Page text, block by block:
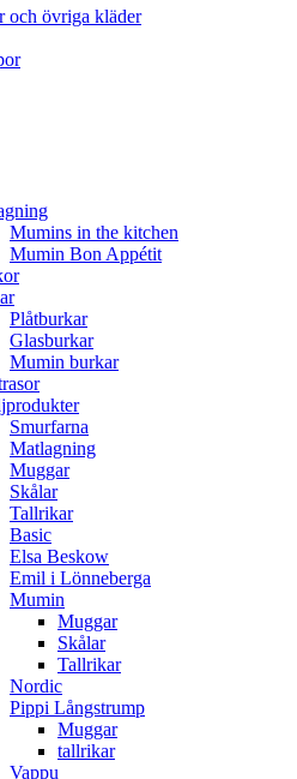
och övriga kläder
Mumins in the kitchen
Mumin Bon Appétit
Plåtburkar
Glasburkar
Mumin burkar
Smurfarna
Matlagning
Muggar
Skålar
Tallrikar
Basic
Elsa Beskow
Emil i Lönneberga
Mumin
Muggar
Skålar
Tallrikar
Nordic
Pippi Långstrump
Muggar
tallrikar
Vappu